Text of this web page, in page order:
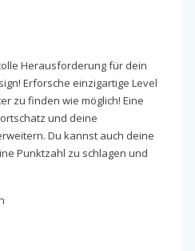
Herausforderung für dein
Erforsche einzigartige Level
zu finden wie möglich! Eine
und deine
Du kannst auch deine
Punktzahl zu schlagen und